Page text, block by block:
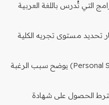
التي تُدرس باللغة العربية
تحديد مستوى تجريه الكلية
تقديم خطاب دافع (Personal Statement) يوضح سبب الرغبة
الحصول على شهادة